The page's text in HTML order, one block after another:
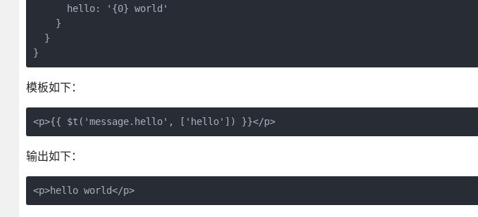
      hello: '{0} world'
    }
  }
模板如下：
<p>{{ $t('message.hello', ['hello']) }}</p>
输出如下：
<p>hello world</p>